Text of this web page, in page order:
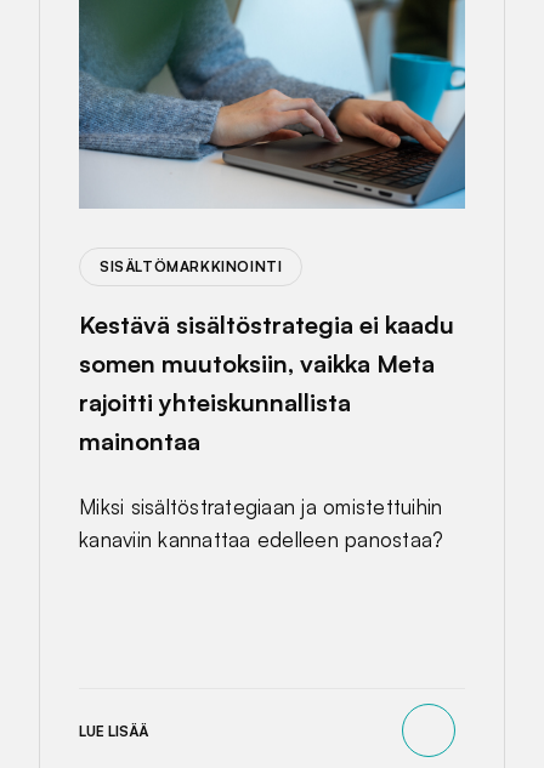
SISÄLTÖMARKKINOINTI
Kestävä sisältöstrategia ei kaadu
somen muutoksiin, vaikka Meta
rajoitti yhteiskunnallista
mainontaa
Miksi sisältöstrategiaan ja omistettuihin
kanaviin kannattaa edelleen panostaa?
LUE LISÄÄ